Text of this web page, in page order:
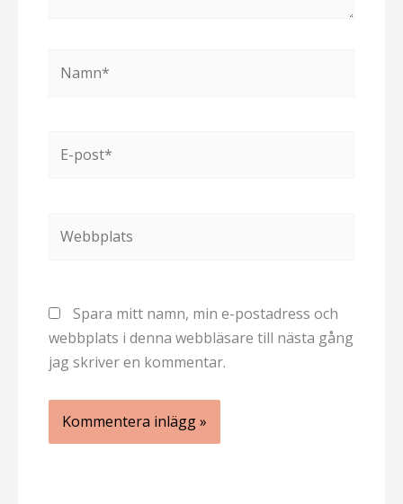
post*
Spara mitt namn, min e-postadress och
webbplats i denna webbläsare till nästa gång
jag skriver en kommentar.